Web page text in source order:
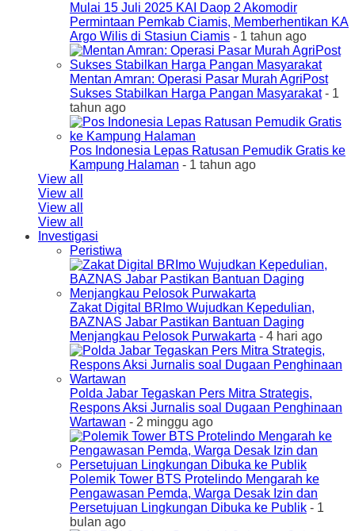
Mulai 15 Juli 2025 KAI Daop 2 Akomodir
Permintaan Pemkab Ciamis, Memberhentikan KA
Argo Wilis di Stasiun Ciamis - 1 tahun ago
Mentan Amran: Operasi Pasar Murah AgriPost
Sukses Stabilkan Harga Pangan Masyarakat- 1
tahun ago
Pos Indonesia Lepas Ratusan Pemudik Gratis ke
Kampung Halaman - 1 tahun ago
View all
View all
View all
View all
Investigasi
Peristiwa
Zakat Digital BRImo Wujudkan Kepedulian,
BAZNAS Jabar Pastikan Bantuan Daging
Menjangkau Pelosok Purwakarta - 4 hari ago
Polda Jabar Tegaskan Pers Mitra Strategis,
Respons Aksi Jurnalis soal Dugaan Penghinaan
Wartawan - 2 minggu ago
Polemik Tower BTS Protelindo Mengarah ke
Pengawasan Pemda, Warga Desak Izin dan
Persetujuan Lingkungan Dibuka ke Publik - 1
bulan ago